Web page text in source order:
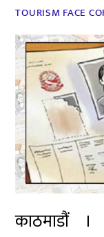
TOURISM FACE
काठमाडौं ।